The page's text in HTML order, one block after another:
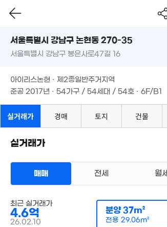
서울특별시 강남구 논현동 270-35
서울특별시 강남구 봉은사로47길 16
아이리스논현 · 제2종일반주거지역
준공 2017년 · 54가구 / 54세대 / 54호 · 6F/B1
실거래가 경매 토지 건물
실거래가
매매 전세 월세
최근 실거래가
4.6억
26.02.10
분양37m²
전용 29.06m²